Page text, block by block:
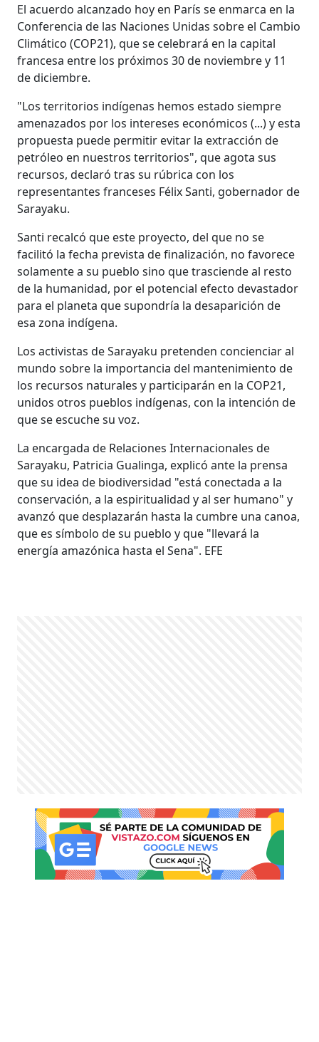
El acuerdo alcanzado hoy en París se enmarca en la
Conferencia de las Naciones Unidas sobre el Cambio
Climático (COP21), que se celebrará en la capital
francesa entre los próximos 30 de noviembre y 11
de diciembre.
"Los territorios indígenas hemos estado siempre
amenazados por los intereses económicos (...) y esta
propuesta puede permitir evitar la extracción de
petróleo en nuestros territorios", que agota sus
recursos, declaró tras su rúbrica con los
representantes franceses Félix Santi, gobernador de
Sarayaku.
Santi recalcó que este proyecto, del que no se
facilitó la fecha prevista de finalización, no favorece
solamente a su pueblo sino que trasciende al resto
de la humanidad, por el potencial efecto devastador
para el planeta que supondría la desaparición de
esa zona indígena.
Los activistas de Sarayaku pretenden concienciar al
mundo sobre la importancia del mantenimiento de
los recursos naturales y participarán en la COP21,
unidos otros pueblos indígenas, con la intención de
que se escuche su voz.
La encargada de Relaciones Internacionales de
Sarayaku, Patricia Gualinga, explicó ante la prensa
que su idea de biodiversidad "está conectada a la
conservación, a la espiritualidad y al ser humano" y
avanzó que desplazarán hasta la cumbre una canoa,
que es símbolo de su pueblo y que "llevará la
energía amazónica hasta el Sena". EFE